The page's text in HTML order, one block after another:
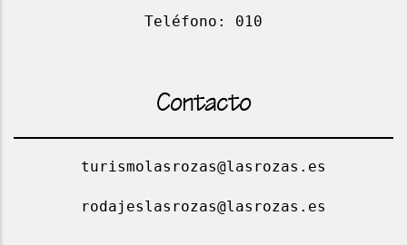
Teléfono: 010
Contacto
turismolasrozas@lasrozas.es
rodajeslasrozas@lasrozas.es